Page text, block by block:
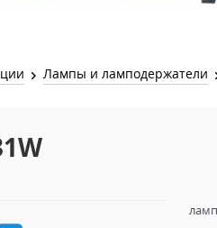
Лампы и ламподержатели